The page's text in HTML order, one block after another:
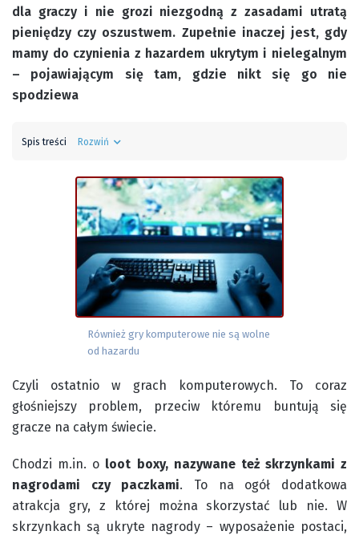
dla graczy i nie grozi niezgodną z zasadami utratą
pieniędzy czy oszustwem. Zupełnie inaczej jest, gdy
mamy do czynienia z hazardem ukrytym i nielegalnym
– pojawiającym się tam, gdzie nikt się go nie
spodziewa
Spis treści Rozwiń
Również gry komputerowe nie są wolne
od hazardu
Czyli ostatnio w grach komputerowych. To coraz
głośniejszy problem, przeciw któremu buntują się
gracze na całym świecie.
Chodzi m.in. o loot boxy, nazywane też skrzynkami z
nagrodami czy paczkami. To na ogół dodatkowa
atrakcja gry, z której można skorzystać lub nie. W
skrzynkach są ukryte nagrody – wyposażenie postaci,